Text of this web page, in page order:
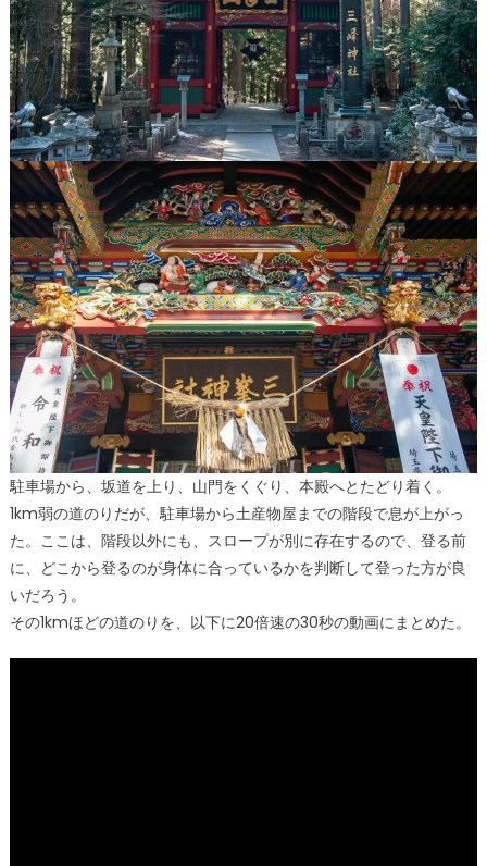
駐車場から、坂道を上り、山門をくぐり、本殿へとたどり着く。
1km弱の道のりだが、駐車場から土産物屋までの階段で息が上がっ
た。ここは、階段以外にも、スロープが別に存在するので、登る前
に、どこから登るのが身体に合っているかを判断して登った方が良
いだろう。
その1kmほどの道のりを、以下に20倍速の30秒の動画にまとめた。